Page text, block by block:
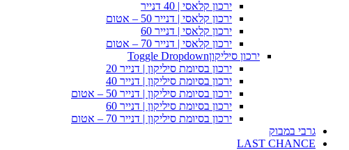
ירכון קלאסי | 40 דנייר
ירכון קלאסי | דנייר 50 – אטום
ירכון קלאסי | דנייר 60
ירכון קלאסי | דנייר 70 – אטום
ירכון סיליקוןToggle Dropdown
ירכון בסיומת סיליקון | דנייר 20
ירכון בסיומת סיליקון | דנייר 40
ירכון בסיומת סיליקון | דנייר 50 – אטום
ירכון בסיומת סיליקון | דנייר 60
ירכון בסיומת סיליקון | דנייר 70 – אטום
גרבי במבוק
LAST CHANCE